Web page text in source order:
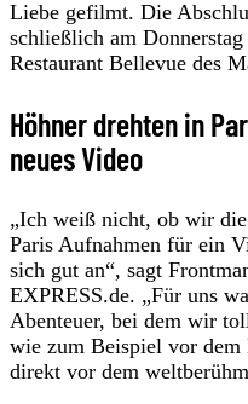
Liebe gefilmt. Die
schließlich am
Restaurant Bellevue des
Höhner drehten in
neues Video
„Ich weiß nicht, ob wir
Paris Aufnahmen für ein
sich gut an“, sagt
EXPRESS.de. „Für uns
Abenteuer, bei dem wir
wie zum Beispiel vor
direkt vor dem